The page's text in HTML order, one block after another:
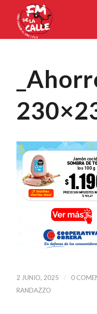
2 JUNIO, 2025 / 0
RANDAZZO